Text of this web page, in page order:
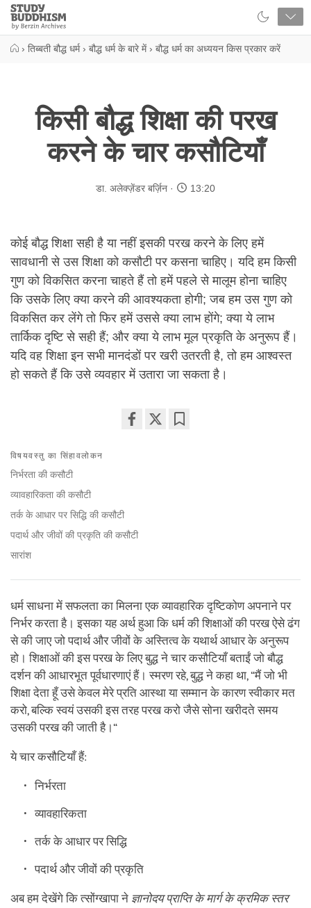
Close
Study
Buddhism
› तिब्बती बौद्ध धर्म › बौद्ध धर्म के बारे में › बौद्ध धर्म का अध्ययन किस प्रकार करें
किसी बौद्ध शिक्षा की परख
करने के चार कसौटियाँ
डा. अलेक्ज़ेंडर बर्ज़िन 13:20
कोई बौद्ध शिक्षा सही है या नहीं इसकी परख करने के लिए हमें
सावधानी से उस शिक्षा को कसौटी पर कसना चाहिए। यदि हम किसी
गुण को विकसित करना चाहते हैं तो हमें पहले से मालूम होना चाहिए
कि उसके लिए क्या करने की आवश्यकता होगी; जब हम उस गुण को
विकसित कर लेंगे तो फिर हमें उससे क्या लाभ होंगे; क्या ये लाभ
तार्किक दृष्टि से सही हैं; और क्या ये लाभ मूल प्रकृति के अनुरूप हैं।
यदि वह शिक्षा इन सभी मानदंडों पर खरी उतरती है, तो हम आश्वस्त
हो सकते हैं कि उसे व्यवहार में उतारा जा सकता है।
विषयवस्तु का सिंहावलोकन
निर्भरता की कसौटी
व्यावहारिकता की कसौटी
तर्क के आधार पर सिद्धि की कसौटी
पदार्थ और जीवों की प्रकृति की कसौटी
सारांश
धर्म साधना में सफलता का मिलना एक व्यावहारिक दृष्टिकोण अपनाने पर
निर्भर करता है। इसका यह अर्थ हुआ कि धर्म की शिक्षाओं की परख ऐसे ढंग
से की जाए जो पदार्थ और जीवों के अस्तित्व के यथार्थ आधार के अनुरूप
हो। शिक्षाओं की इस परख के लिए बुद्ध ने चार कसौटियाँ बताईं जो बौद्ध
दर्शन की आधारभूत पूर्वधारणाएं हैं। स्मरण रहे, बुद्ध ने कहा था, “मैं जो भी
शिक्षा देता हूँ उसे केवल मेरे प्रति आस्था या सम्मान के कारण स्वीकार मत
करो, बल्कि स्वयं उसकी इस तरह परख करो जैसे सोना खरीदते समय
उसकी परख की जाती है।“
ये चार कसौटियाँ हैं:
निर्भरता
व्यावहारिकता
तर्क के आधार पर सिद्धि
पदार्थ और जीवों की प्रकृति
अब हम देखेंगे कि त्सोंग्खापा ने ज्ञानोदय प्राप्ति के मार्ग के क्रमिक स्तर